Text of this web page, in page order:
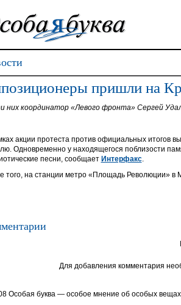
пришли на
них координатор «Левого фронта» Сергей
акции протеста против официальных итогов
Одновременно у находящегося поблизости
песни, сообщает Интерфакс.
того, на станции метро «Площадь Революции» в
Для добавления комментария
Особая буква — особое мнение об особых